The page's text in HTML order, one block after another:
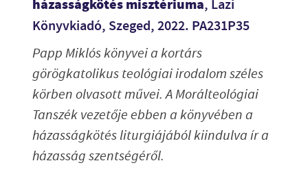
házasságkötés misztériuma, Lazi
Könyvkiadó, Szeged, 2022. PA231P35
Papp Miklós könyvei a kortárs
görögkatolikus teológiai irodalom széles
körben olvasott művei. A Morálteológiai
Tanszék vezetője ebben a könyvében a
házasságkötés liturgiájából kiindulva ír a
házasság szentségéről.